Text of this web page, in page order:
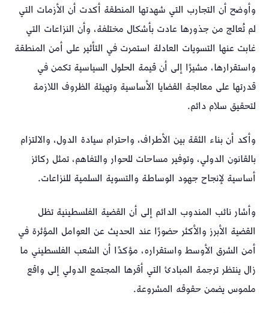
وأوضح أن التجارب التي شهدتها المنطقة أكدت أن الأزمات التي
لم تُعالج من جذورها عادت بأشكال مختلفة، وأن النزاعات التي
غابت عنها التسويات العادلة استمرت في التأثير على أمن المنطقة
واستقرارها، مشيرًا إلى أن قيمة الحلول السياسية تكمن في
قدرتها على معالجة القضايا الأساسية وتهيئة الظروف اللازمة
لتحقيق سلام دائم.
وأكد أن بناء الثقة بين الأطراف، واحترام سيادة الدول، والالتزام
بالقانون الدولي، وتوفير مساحات للحوار والتفاهم، تمثل ركائز
أساسية لإنجاح جهود الوساطة والتسوية السلمية للنزاعات.
وأشار نائب المندوب الدائم إلى أن القضية الفلسطينية تظل
القضية الأبرز والأكثر حضورًا عند الحديث عن العوامل المؤثرة في
أمن الشرق الأوسط واستقراره، مؤكدًا أن الشعب الفلسطيني ما
زال ينتظر ترجمة المبادئ التي أقرها المجتمع الدولي إلى واقع
ملموس يضمن حقوقه المشروعة.